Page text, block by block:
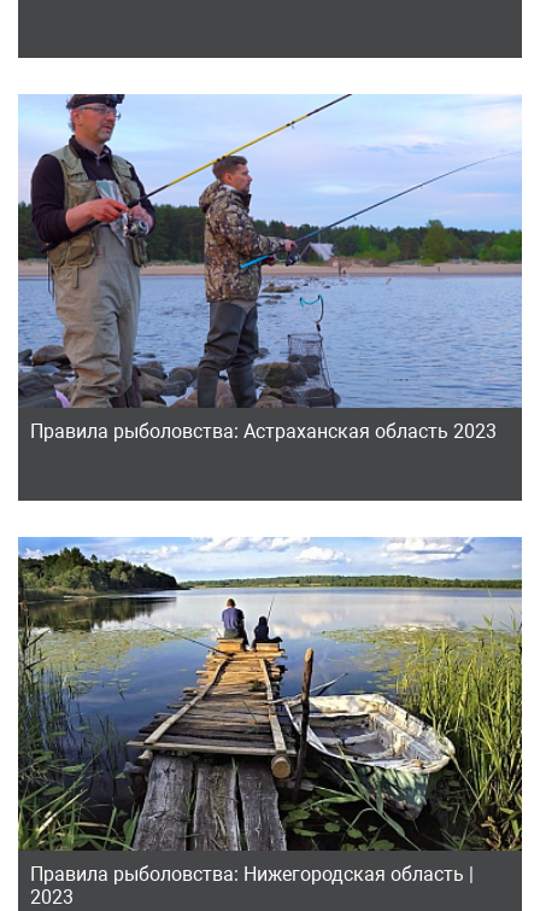
Правила рыболовства: Астраханская область 2023
Правила рыболовства: Нижегородская область |
2023